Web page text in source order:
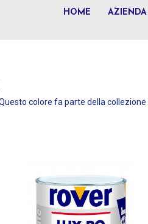
HOME AZIENDA
colore fa parte della collezione